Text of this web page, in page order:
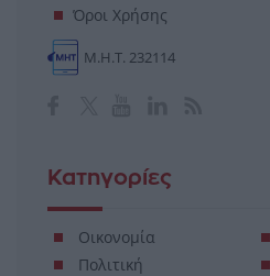
Όροι Χρήσης
Μ.Η.Τ. 232114
Κατηγορίες
Οικονομία
Πολιτική